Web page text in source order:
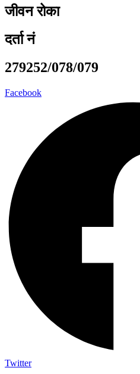
जीवन रोका
दर्ता नं
279252/078/079
Facebook
Twitter